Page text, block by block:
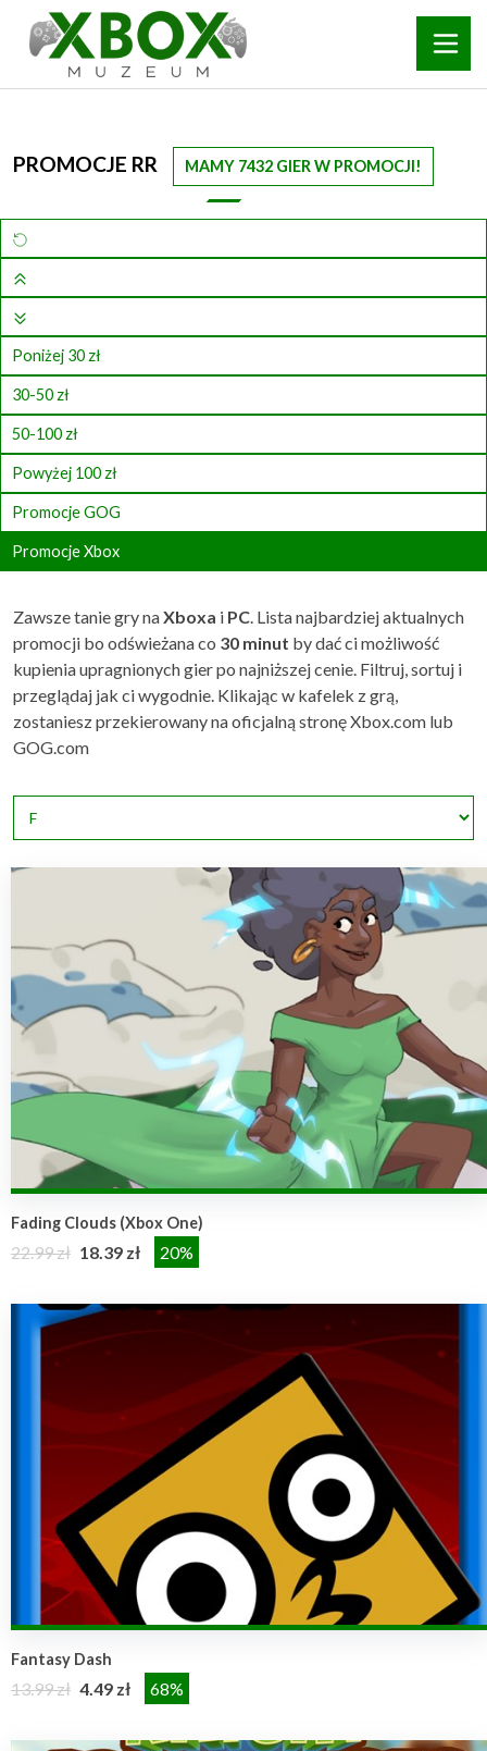
PROMOCJE RR MAMY 7432 GIER W PROMOCJI!
Poniżej 30 zł
30-50 zł
50-100 zł
Powyżej 100 zł
Promocje GOG
Promocje Xbox
Zawsze tanie gry naXboxa i PC . Lista najbardziej aktualnych
promocji bo odświeżana co 30 minut by dać ci możliwość
kupienia upragnionych gier po najniższej cenie. Filtruj, sortuj i
przeglądaj jak ci wygodnie. Klikając w kafelek z grą,
zostaniesz przekierowany na oficjalną stronę Xbox.com lub
GOG.com
Fading Clouds (Xbox One)
22.99 zł 18.39 zł 20%
Fantasy Dash
13.99 zł 4.49 zł 68%